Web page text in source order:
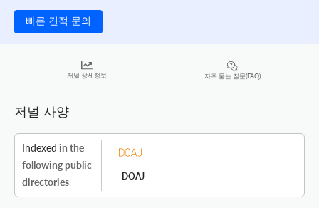
빠른 견적 문의
저널 상세정보 자주 묻는 질문(FAQ)
저널 사양
Indexed in the
following public
directories
DOAJ